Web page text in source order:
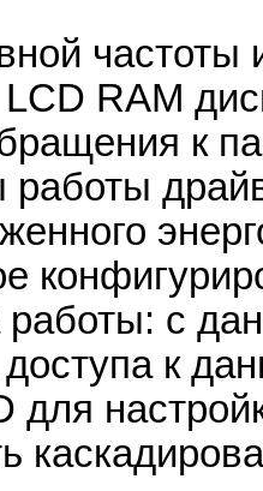
частоты
RAM
к
работы
c
к
для